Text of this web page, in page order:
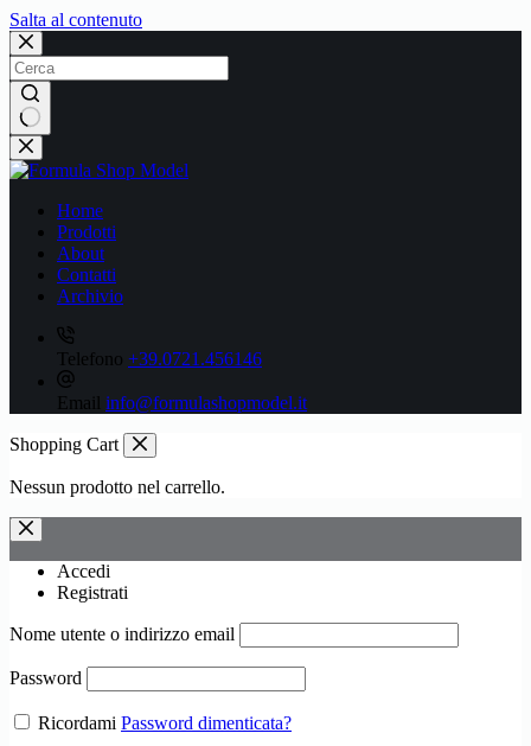
Salta al contenuto
Nessun
risultato
Home
Prodotti
About
Contatti
Archivio
Telefono +39.0721.456146
Email info@formulashopmodel.it
Shopping Cart
Nessun prodotto nel carrello.
Accedi
Registrati
Nome utente o indirizzo email
Password
Ricordami Password dimenticata?